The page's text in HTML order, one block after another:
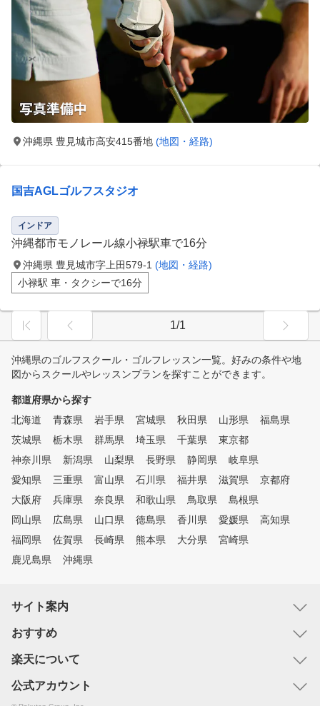
沖縄県 豊見城市高安415番地 (地図・経路)
国吉AGLゴルフスタジオ
インドア
沖縄都市モノレール線小禄駅車で16分
沖縄県 豊見城市字上田579-1 (地図・経路)
小禄駅 車・タクシーで16分
1/1
沖縄県のゴルフスクール・ゴルフレッスン一覧。好みの条件や地
図からスクールやレッスンプランを探すことができます。
都道府県から探す
北海道
青森県 岩手県 宮城県 秋田県 山形県
福島県
茨城県
栃木県 群馬県 埼玉県 千葉県
東京都
神奈川県
新潟県 山梨県 長野県 静岡県
岐阜県
愛知県
三重県 富山県 石川県 福井県 滋賀県
京都府
大阪府
兵庫県 奈良県 和歌山県 鳥取県
島根県
岡山県
広島県 山口県 徳島県 香川県 愛媛県
高知県
福岡県
佐賀県 長崎県 熊本県 大分県
宮崎県
鹿児島県
沖縄県
サイト案内
おすすめ
楽天について
公式アカウント